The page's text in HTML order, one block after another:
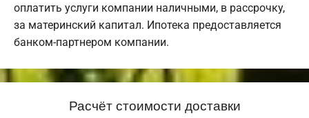
оплатить услуги компании наличными, в рассрочку,
за материнский капитал. Ипотека предоставляется
банком-партнером компании.
Расчёт стоимости доставки